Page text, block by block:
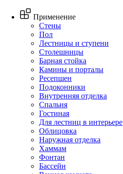
Применение
Стены
Пол
Лестницы и ступени
Столешницы
Барная стойка
Камины и порталы
Ресепшен
Подоконники
Внутренняя отделка
Спальня
Гостиная
Для лестниц в интерьере
Облицовка
Наружная отделка
Хаммам
Фонтан
Бассейн